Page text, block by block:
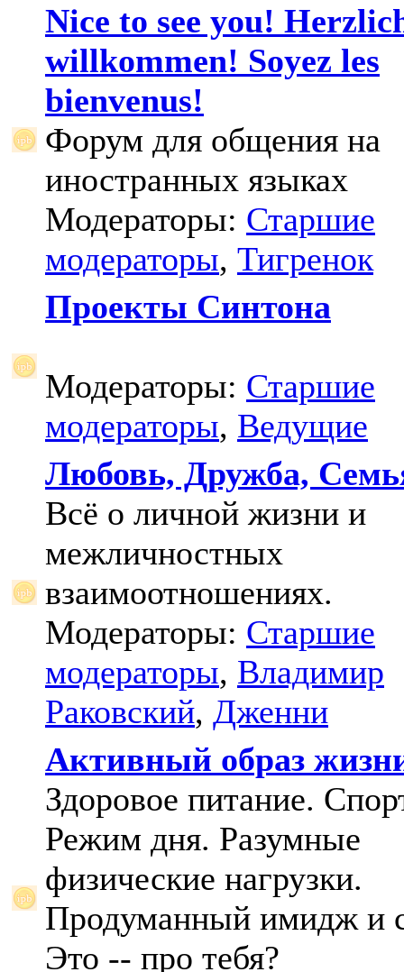
Nice to see you!
willkommen! Soyez les
bienvenus!
Форум для общения на
иностранных языках
Модераторы: Старшие
модераторы, Тигренок
Проекты Синтона
Модераторы: Старшие
модераторы, Ведущие
Любовь, Дружба,
Всё о личной жизни и
межличностных
взаимоотношениях.
Модераторы: Старшие
модераторы, Владимир
Раковский, Дженни
Активный образ
Здоровое питание.
Режим дня. Разумные
физические нагрузки.
Продуманный имидж и
Это -- про тебя?